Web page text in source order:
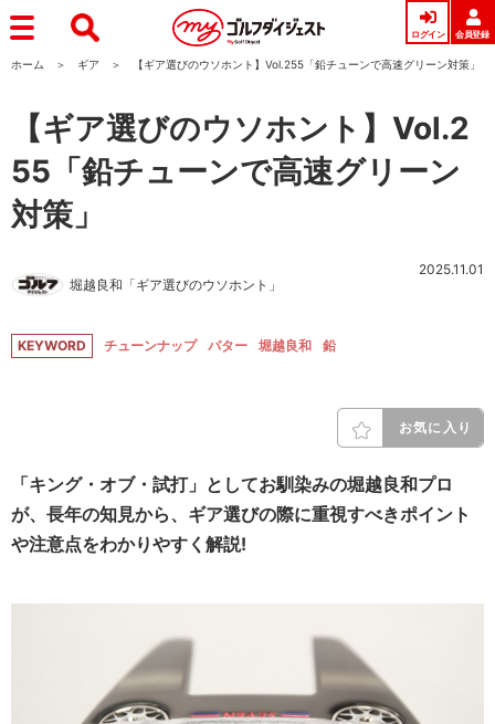
ログイン 会員登録
ホーム ギア 【ギア選びのウソホント】Vol.255「鉛チューンで高速グリーン対策」
【ギア選びのウソホント】Vol.2
55「鉛チューンで高速グリーン
対策」
堀越良和「ギア選びのウソホント」
2025.11.01
KEYWORD チューンナップ パター 堀越良和 鉛
お気に入り
「キング・オブ・試打」としてお馴染みの堀越良和プロ
が、長年の知見から、ギア選びの際に重視すべきポイント
や注意点をわかりやすく解説!